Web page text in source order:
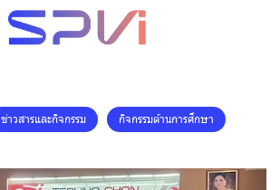
ข่าวสารและกิจกรรม กิจกรรมด้านการศึกษา